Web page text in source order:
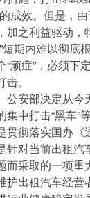
成效。但是，由
加之利益驱动，
短期内难以彻底
“顽症”，必须下
。
安部决定从今
集中打击“黑车”
贯彻落实国办《
针对当前出租汽
而采取的一项重
护出租汽车经营